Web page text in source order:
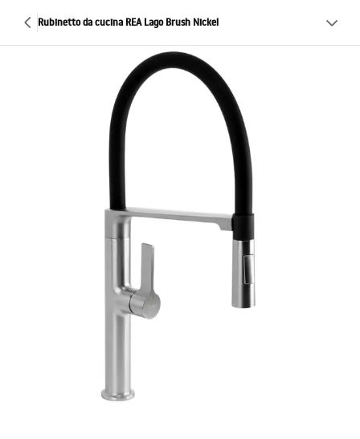
Rubinetto da cucina REA Lago Brush Nickel